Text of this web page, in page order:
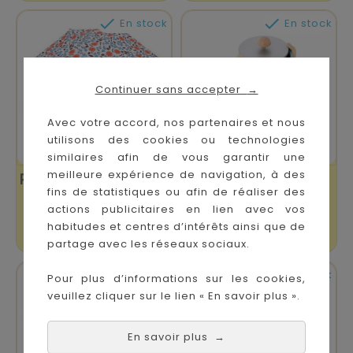
Continuer sans accepter →
Avec votre accord, nos partenaires et nous
utilisons des cookies ou technologies
similaires afin de vous garantir une
meilleure expérience de navigation, à des
fins de statistiques ou afin de réaliser des
actions publicitaires en lien avec vos
habitudes et centres d’intérêts ainsi que de
partage avec les réseaux sociaux.
Pour plus d’informations sur les cookies,
veuillez cliquer sur le lien « En savoir plus ».
En savoir plus →
 En stock
Parapluie Chaperon
Rouge
Prix
24,90 €
 En stock
Popotte Minus En
Bois
Prix
35,90 €
En stock En stock